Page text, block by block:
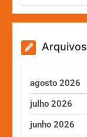
Arquivos
agosto 2026
julho 2026
junho 2026